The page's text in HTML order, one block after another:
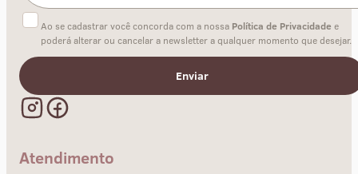
Ao se cadastrar você concorda com a nossa Política de Privacidade e
poderá alterar ou cancelar a newsletter a qualquer momento que desejar.
Enviar
Atendimento